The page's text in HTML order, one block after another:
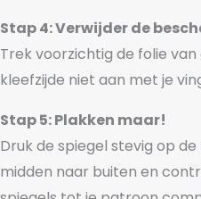
Stap 4: Verwijder de
Trek voorzichtig de folie
kleefzijde niet aan met je
Stap 5: Plakken maar!
Druk de spiegel stevig op
midden naar buiten en